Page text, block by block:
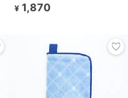
¥ 1,870